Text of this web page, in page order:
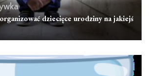
dziecięce urodziny na jakiejś